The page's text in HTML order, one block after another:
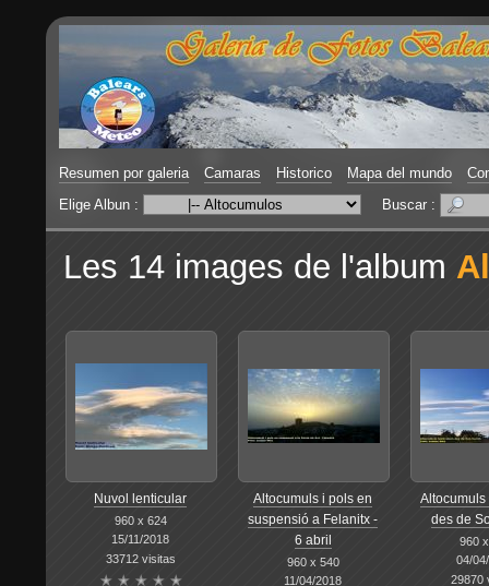
Resumen por galeria Camaras Historico Mapa del mundo
Elige Albun :
Buscar :
Les 14 images de l'album
Nuvol lenticular
960 x 624
15/11/2018
33712 visitas
Altocumuls i pols en
suspensió a Felanitx -
6 abril
960 x 540
11/04/2018
des de
960
04/
29870